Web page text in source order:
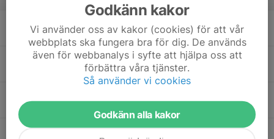
Ons
Godkänn kakor
Vi använder oss av kakor (cookies) för att vår
webbplats ska fungera bra för dig. De används
även för webbanalys i syfte att hjälpa oss att
förbättra våra tjänster.
Så använder vi cookies
Godkänn alla kakor